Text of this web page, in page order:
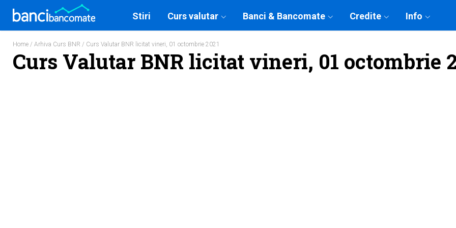
Stiri Curs valutar Banci & Bancomate Credite Info
Home / Arhiva Curs BNR / Curs Valutar BNR licitat vineri, 01 octombrie 2021
Curs Valutar BNR licitat vineri, 01 octombrie